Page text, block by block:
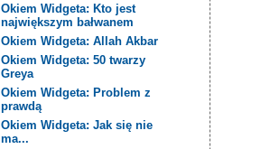
Okiem Widgeta: Kto jest
największym bałwanem
Okiem Widgeta: Allah Akbar
Okiem Widgeta: 50 twarzy
Greya
Okiem Widgeta: Problem z
prawdą
Okiem Widgeta: Jak się nie
ma...